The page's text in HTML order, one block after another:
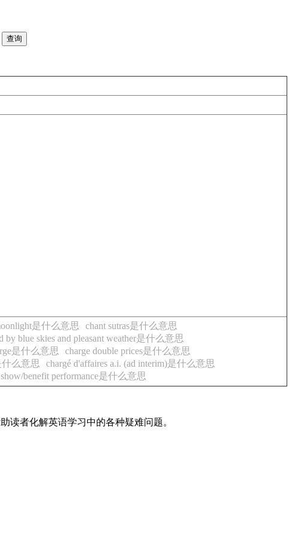
是什么意思
chant sutras是什么意思
by blue skies and pleasant weather是什么意思
是什么意思
charge double prices是什么意思
什么意思
chargé d'affaires a.i. (ad interim)是什么意思
benefit performance是什么意思
读者化解英语学习中的各种疑难问题。